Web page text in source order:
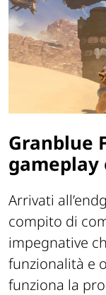
Granblue
gameplay
Arrivati
compito di
impegnative
funzionalità e
funziona la